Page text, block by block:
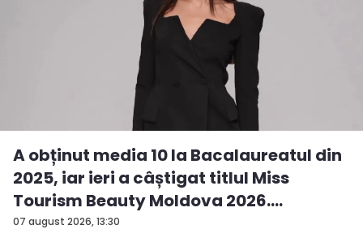
07 august 2026, 13:30
A obținut media 10 la Bacalaureatul din
2025, iar ieri a câștigat titlul Miss
Tourism Beauty Moldova 2026.
Andreea...